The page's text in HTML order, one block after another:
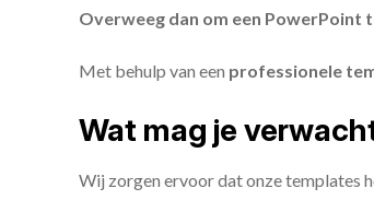
Overweeg dan om een PowerPoint
Met behulp van een professionele
Wat mag je
Wij zorgen ervoor dat onze templates